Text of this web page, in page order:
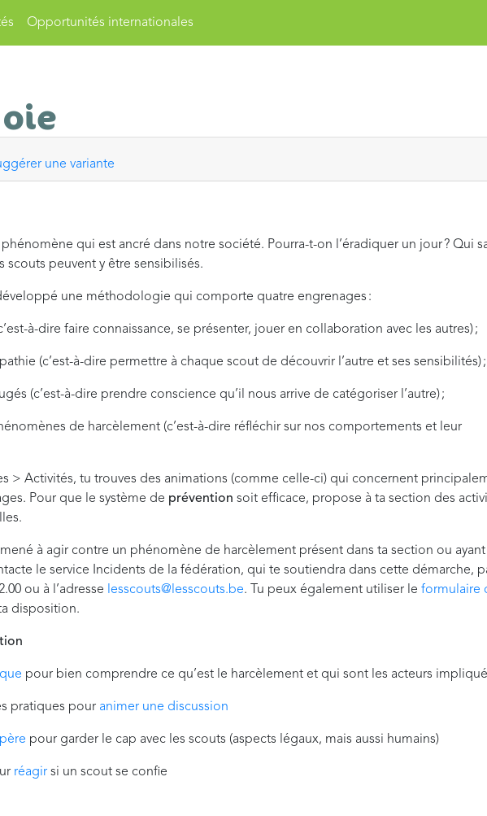
Opportunités internationales
une variante
qui est ancré dans notre société. Pourra-t-on l’éradiquer un jour ? Qui
scouts peuvent y être sensibilisés.
développé une méthodologie qui comporte quatre engrenages :
à-dire faire connaissance, se présenter, jouer en collaboration avec les autres) ;
(c’est-à-dire permettre à chaque scout de découvrir l’autre et ses sensibilités) ;
(c’est-à-dire prendre conscience qu’il nous arrive de catégoriser l’autre) ;
de harcèlement (c’est-à-dire réfléchir sur nos comportements et leur
> Activités, tu trouves des animations (comme celle-ci) qui concernent
Pour que le système de prévention soit efficace, propose à ta section des
à agir contre un phénomène de harcèlement présent dans ta section ou ayant
le service Incidents de la fédération, qui te soutiendra dans cette démarche,
ou à l’adresse
lesscouts@lesscouts.be. Tu peux également utiliser le formulaire
disposition.
pour bien comprendre ce qu’est le harcèlement et qui sont les acteurs
pratiques pour animer une discussion
pour garder le cap avec les scouts (aspects légaux, mais aussi humains)
réagir si un scout se confie